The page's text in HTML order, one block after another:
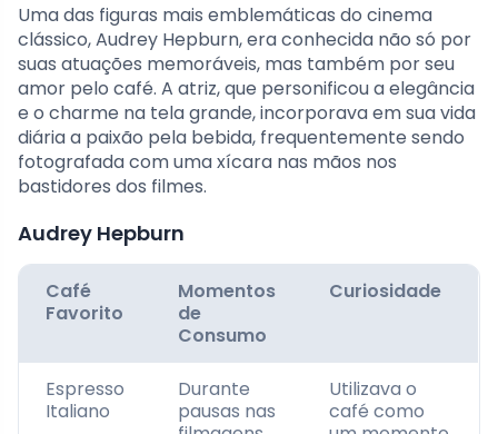
Uma das figuras mais emblemáticas do cinema
clássico, Audrey Hepburn, era conhecida não só por
suas atuações memoráveis, mas também por seu
amor pelo café. A atriz, que personificou a elegância
e o charme na tela grande, incorporava em sua vida
diária a paixão pela bebida, frequentemente sendo
fotografada com uma xícara nas mãos nos
bastidores dos filmes.
Audrey Hepburn
Café
Favorito
Momentos
de
Consumo
Curiosidade
Espresso
Italiano
Durante
pausas nas
Utilizava o
café como